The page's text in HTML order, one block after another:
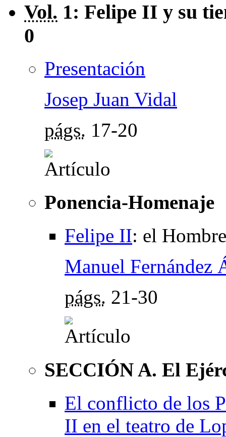
Vol. 1: Felipe II y su
0
Presentación
Josep Juan Vidal
págs. 17-20
Ponencia-Homenaje
Felipe II: el
Manuel Fernández
págs. 21-30
SECCIÓN A. El
El conflicto de los
II en el teatro de